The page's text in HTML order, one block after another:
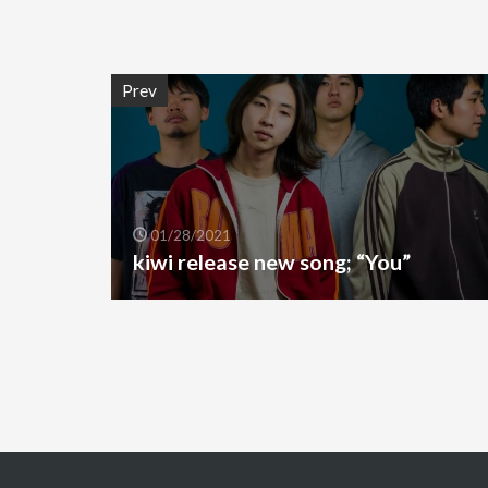
Prev
01/28/2021
kiwi release new song; “You”